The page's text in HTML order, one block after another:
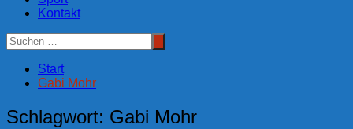
Kontakt
Start
Gabi Mohr
Schlagwort: Gabi Mohr